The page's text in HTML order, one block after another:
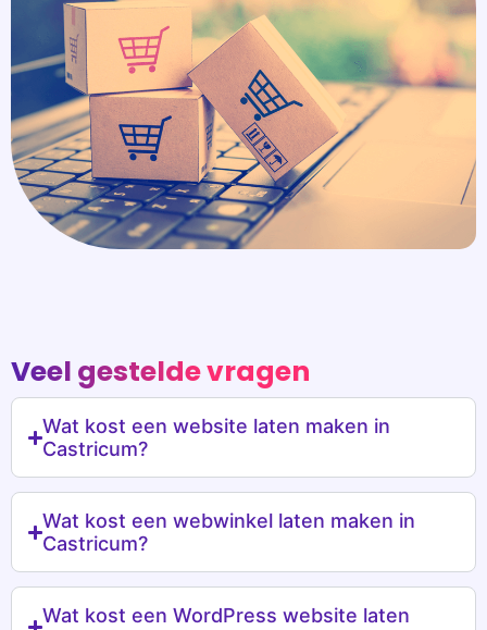
Castricum?
Wat kost een webwinkel laten maken in
Wat kost een WordPress website laten